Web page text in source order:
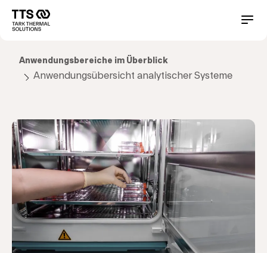
zum
Inhalt
Anwendungsbereiche im Überblick
Anwendungsübersicht analytischer Systeme